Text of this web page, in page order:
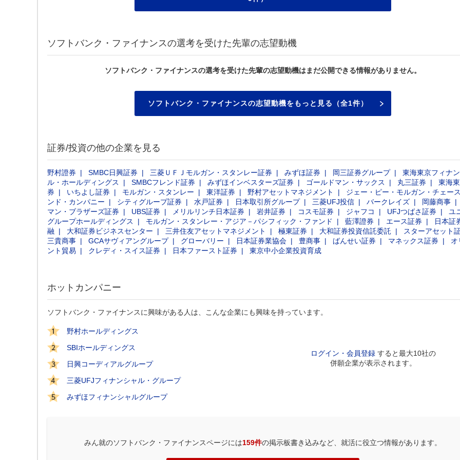
ソフトバンク・ファイナンスの選考を受けた先輩の志望動機
ソフトバンク・ファイナンスの選考を受けた先輩の志望動機はまだ公開できる情報がありません。
ソフトバンク・ファイナンスの志望動機をもっと見る（全1件）
証券/投資の他の企業を見る
野村證券 SMBC日興証券 三菱ＵＦＪモルガン・スタンレー証券 みずほ証券 岡三証券グループ
東海東京フィナ
ル・ホールディングス
SMBCフレンド証券 みずほインベスターズ証券 ゴールドマン・サックス 丸三証券
東海
券
いちよし証券 モルガン・スタンレー 東洋証券 野村アセットマネジメント
ジェー・ピー・モルガン・チェー
ンド・カンパニー
シティグループ証券 水戸証券 日本取引所グループ 三菱UFJ投信 バークレイズ 岡藤商事
マン・ブラザーズ証券
UBS証券 メリルリンチ日本証券 岩井証券 コスモ証券 ジャフコ UFJつばさ証券
ユ
グループホールディングス
モルガン・スタンレー・アジア－パシフィック・ファンド 藍澤證券 エース証券
日本証
融
大和証券ビジネスセンター 三井住友アセットマネジメント 極東証券 大和証券投資信託委託
スターアセット
三貴商事
GCAサヴィアングループ グローバリー 日本証券業協会 豊商事 ばんせい証券 マネックス証券
オ
ント貿易
クレディ・スイス証券 日本ファースト証券 東京中小企業投資育成
ホットカンパニー
ソフトバンク・ファイナンスに興味がある人は、こんな企業にも興味を持っています。
野村ホールディングス
SBIホールディングス
日興コーディアルグループ
三菱UFJフィナンシャル・グループ
みずほフィナンシャルグループ
ログイン・会員登録 すると最大10社の
併願企業が表示されます。
みん就のソフトバンク・ファイナンスページには159件の掲示板書き込みなど、就活に役立つ情報があります。